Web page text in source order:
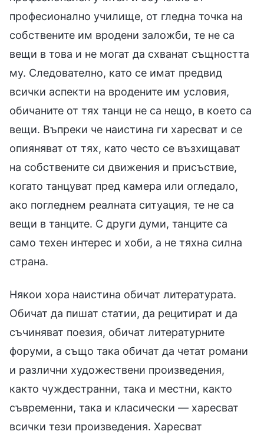
професионално училище, от гледна точка на
собствените им вродени заложби, те не са
вещи в това и не могат да схванат същността
му. Следователно, като се имат предвид
всички аспекти на вродените им условия,
обичаните от тях танци не са нещо, в което са
вещи. Въпреки че наистина ги харесват и се
опияняват от тях, като често се възхищават
на собствените си движения и присъствие,
когато танцуват пред камера или огледало,
ако погледнем реалната ситуация, те не са
вещи в танците. С други думи, танците са
само техен интерес и хоби, а не тяхна силна
страна.
Някои хора наистина обичат литературата.
Обичат да пишат статии, да рецитират и да
съчиняват поезия, обичат литературните
форуми, а също така обичат да четат романи
и различни художествени произведения,
както чуждестранни, така и местни, както
съвременни, така и класически — харесват
всички тези произведения. Харесват